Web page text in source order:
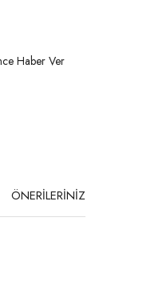
Haber Ver
ÖNERİLERİNİZ